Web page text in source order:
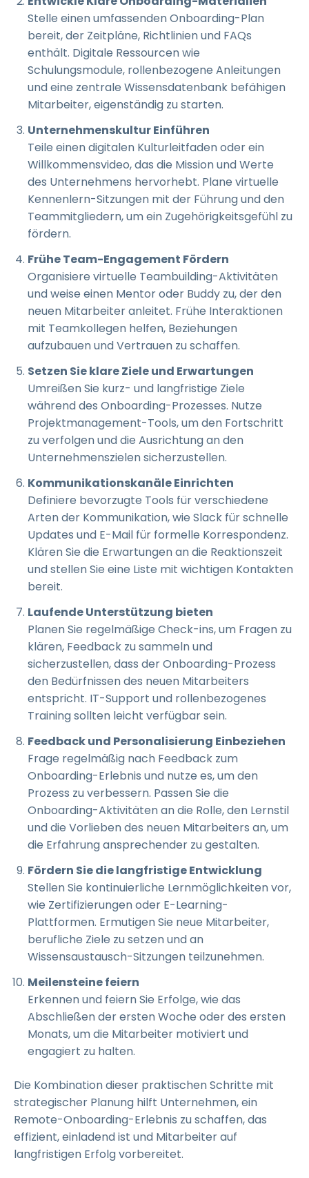
Stelle einen umfassenden Onboarding-Plan
bereit, der Zeitpläne, Richtlinien und FAQs
enthält. Digitale Ressourcen wie
Schulungsmodule, rollenbezogene Anleitungen
und eine zentrale Wissensdatenbank befähigen
Mitarbeiter, eigenständig zu starten.
Unternehmenskultur Einführen
Teile einen digitalen Kulturleitfaden oder ein
Willkommensvideo, das die Mission und Werte
des Unternehmens hervorhebt. Plane virtuelle
Kennenlern-Sitzungen mit der Führung und den
Teammitgliedern, um ein Zugehörigkeitsgefühl zu
fördern.
Frühe Team-Engagement Fördern
Organisiere virtuelle Teambuilding-Aktivitäten
und weise einen Mentor oder Buddy zu, der den
neuen Mitarbeiter anleitet. Frühe Interaktionen
mit Teamkollegen helfen, Beziehungen
aufzubauen und Vertrauen zu schaffen.
Setzen Sie klare Ziele und Erwartungen
Umreißen Sie kurz- und langfristige Ziele
während des Onboarding-Prozesses. Nutze
Projektmanagement-Tools, um den Fortschritt
zu verfolgen und die Ausrichtung an den
Unternehmenszielen sicherzustellen.
Kommunikationskanäle Einrichten
Definiere bevorzugte Tools für verschiedene
Arten der Kommunikation, wie Slack für schnelle
Updates und E-Mail für formelle Korrespondenz.
Klären Sie die Erwartungen an die Reaktionszeit
und stellen Sie eine Liste mit wichtigen Kontakten
bereit.
Laufende Unterstützung bieten
Planen Sie regelmäßige Check-ins, um Fragen zu
klären, Feedback zu sammeln und
sicherzustellen, dass der Onboarding-Prozess
den Bedürfnissen des neuen Mitarbeiters
entspricht. IT-Support und rollenbezogenes
Training sollten leicht verfügbar sein.
Feedback und Personalisierung Einbeziehen
Frage regelmäßig nach Feedback zum
Onboarding-Erlebnis und nutze es, um den
Prozess zu verbessern. Passen Sie die
Onboarding-Aktivitäten an die Rolle, den Lernstil
und die Vorlieben des neuen Mitarbeiters an, um
die Erfahrung ansprechender zu gestalten.
Fördern Sie die langfristige Entwicklung
Stellen Sie kontinuierliche Lernmöglichkeiten vor,
wie Zertifizierungen oder E-Learning-
Plattformen. Ermutigen Sie neue Mitarbeiter,
berufliche Ziele zu setzen und an
Wissensaustausch-Sitzungen teilzunehmen.
Meilensteine feiern
Erkennen und feiern Sie Erfolge, wie das
Abschließen der ersten Woche oder des ersten
Monats, um die Mitarbeiter motiviert und
engagiert zu halten.
Die Kombination dieser praktischen Schritte mit
strategischer Planung hilft Unternehmen, ein
Remote-Onboarding-Erlebnis zu schaffen, das
effizient, einladend ist und Mitarbeiter auf
langfristigen Erfolg vorbereitet.